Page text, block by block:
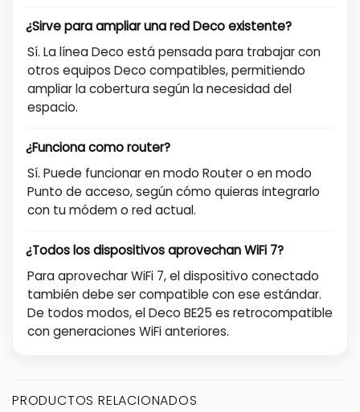
¿Sirve para ampliar una red Deco existente?
Sí. La línea Deco está pensada para trabajar con
otros equipos Deco compatibles, permitiendo
ampliar la cobertura según la necesidad del
espacio.
¿Funciona como router?
Sí. Puede funcionar en modo Router o en modo
Punto de acceso, según cómo quieras integrarlo
con tu módem o red actual.
¿Todos los dispositivos aprovechan WiFi 7?
Para aprovechar WiFi 7, el dispositivo conectado
también debe ser compatible con ese estándar.
De todos modos, el Deco BE25 es retrocompatible
con generaciones WiFi anteriores.
PRODUCTOS RELACIONADOS